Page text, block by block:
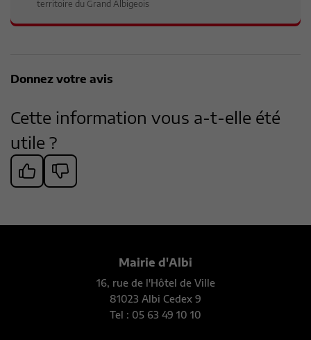
territoire du Grand Albigeois
Donnez votre avis
Cette information vous a-t-elle été
utile ?
Mairie d'Albi
16, rue de l'Hôtel de Ville
81023 Albi Cedex 9
Tel : 05 63 49 10 10